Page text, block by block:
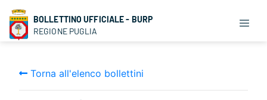
BOLLETTINO UFFICIALE - BURP
REGIONE PUGLIA
Torna all'elenco bollettini